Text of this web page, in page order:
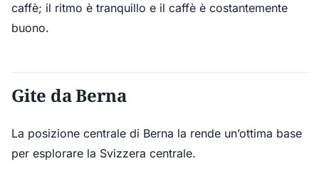
caffè; il ritmo è tranquillo e il caffè è costantemente
buono.
Gite da Berna
La posizione centrale di Berna la rende un’ottima base
per esplorare la Svizzera centrale.